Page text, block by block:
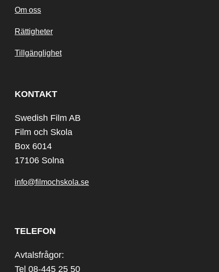
Om oss
Rättigheter
Tillgänglighet
KONTAKT
Swedish Film AB
Film och Skola
Box 6014
17106 Solna
info@filmochskola.se
TELEFON
Avtalsfrågor:
Tel 08-445 25 50